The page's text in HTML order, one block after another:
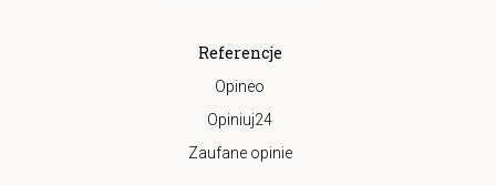
Referencje
Opineo
Opiniuj24
Zaufane opinie